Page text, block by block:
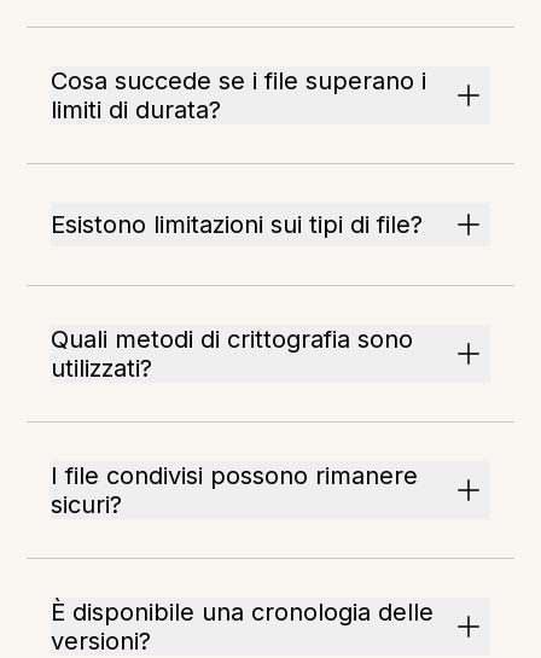
Cosa succede se i file superano i
limiti di durata?
Esistono limitazioni sui tipi di file?
Quali metodi di crittografia sono
utilizzati?
I file condivisi possono rimanere
sicuri?
È disponibile una cronologia delle
versioni?